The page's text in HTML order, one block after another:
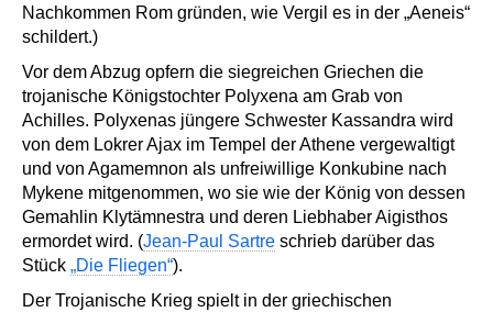
Nachkommen Rom gründen, wie Vergil es in der „Aeneis“
schildert.)
Vor dem Abzug opfern die siegreichen Griechen die
trojanische Königstochter Polyxena am Grab von
Achilles. Polyxenas jüngere Schwester Kassandra wird
von dem Lokrer Ajax im Tempel der Athene vergewaltigt
und von Agamemnon als unfreiwillige Konkubine nach
Mykene mitgenommen, wo sie wie der König von dessen
Gemahlin Klytämnestra und deren Liebhaber Aigisthos
ermordet wird. (Jean-Paul Sartre schrieb darüber das
Stück „Die Fliegen“).
Der Trojanische Krieg spielt in der griechischen